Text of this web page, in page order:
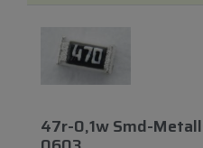
47r-0,1w Smd-